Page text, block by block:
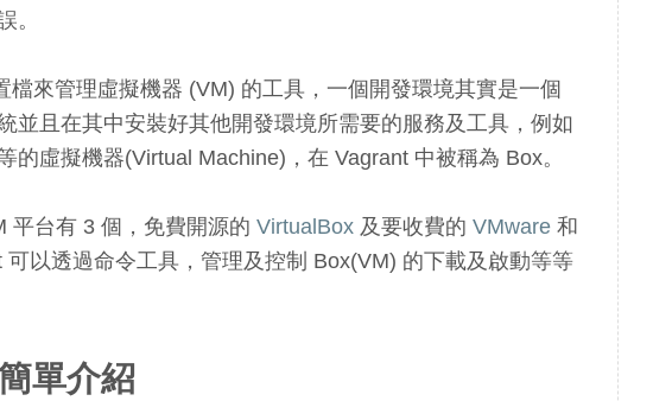
。
檔來管理虛擬機器 (VM) 的工具，一個開發環境其實是一個
並且在其中安裝好其他開發環境所需要的服務及工具，例如
的虛擬機器(Virtual Machine)，在 Vagrant 中被稱為 Box。
平台有 3 個，免費開源的VirtualBox 及要收費的VMware 和
可以透過命令工具，管理及控制 Box(VM) 的下載及啟動等等
單介紹